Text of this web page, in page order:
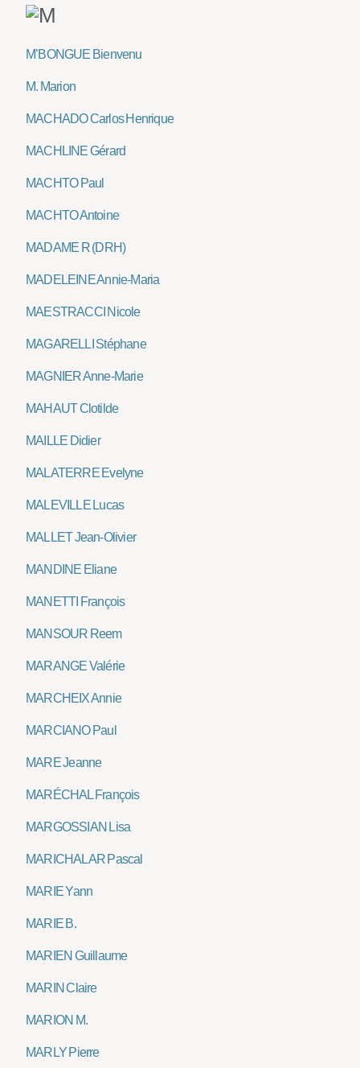
M’BONGUE Bienvenu
M. Marion
MACHADO Carlos Henrique
MACHLINE Gérard
MACHTO Paul
MACHTO Antoine
MADAME R (DRH)
MADELEINE Annie-Maria
MAESTRACCI Nicole
MAGARELLI Stéphane
MAGNIER Anne-Marie
MAHAUT Clotilde
MAILLE Didier
MALATERRE Evelyne
MALEVILLE Lucas
MALLET Jean-Olivier
MANDINE Eliane
MANETTI François
MANSOUR Reem
MARANGE Valérie
MARCHEIX Annie
MARCIANO Paul
MARE Jeanne
MARÉCHAL François
MARGOSSIAN Lisa
MARICHALAR Pascal
MARIE Yann
MARIE B.
MARIEN Guillaume
MARIN Claire
MARION M.
MARLY Pierre